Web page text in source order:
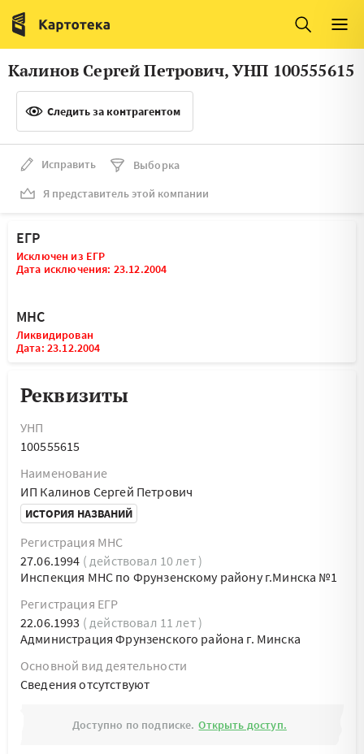
Италия
Люксембург
Литва
Нидерланды
Калинов Сергей Петрович, УНП 100555615
Следить за контрагентом
Исправить
Выборка
Я представитель этой компании
ЕГР
Исключен из ЕГР
Дата исключения: 23.12.2004
МНС
Ликвидирован
Дата: 23.12.2004
Реквизиты
УНП
100555615
Наименование
ИП Калинов Сергей Петрович
ИСТОРИЯ НАЗВАНИЙ
Регистрация МНС
27.06.1994 ( действовал 10 лет )
Инспекция МНС по Фрунзенскому району г.Минска №1
Регистрация ЕГР
22.06.1993 ( действовал 11 лет )
Администрация Фрунзенского района г. Минска
Основной вид деятельности
Cведения отсутствуют
Доступно по подписке. Открыть доступ.